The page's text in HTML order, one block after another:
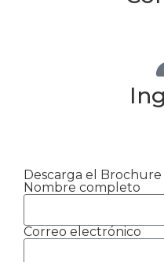
Descarga el Brochure
Nombre completo
Correo electrónico